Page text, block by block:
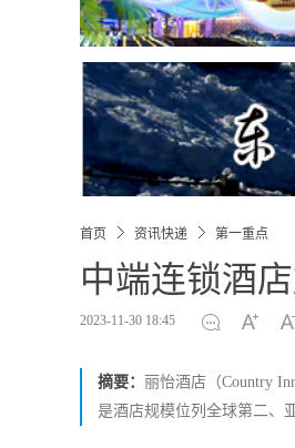
首页 资讯快递 第一重点
中端连锁酒
2023-11-30 18:45
摘要： 丽怡酒店（Country
是酒店规模位列全球第二、